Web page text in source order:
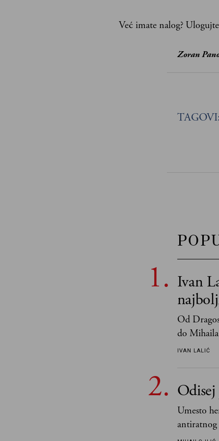
Već imate nalog?
Zoran
TAGOVI:
Ivan
Od
do
IVAN LALIĆ
Umesto
antiratnog
učeći na